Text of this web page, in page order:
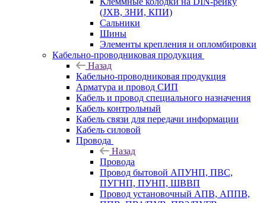
(JXB, ЗНИ, КПИ)
Сальники
Шины
Элементы крепления и опломбировки
Кабельно-проводниковая продукция
Назад
Кабельно-проводниковая продукция
Арматура и провод СИП
Кабель и провод специального назначения
Кабель контрольный
Кабель связи для передачи информации
Кабель силовой
Провода
Назад
Провода
Провод бытовой АПУНП, ПВС,
ПУГНП, ПУНП, ШВВП
Провод установочный АПВ, АППВ,